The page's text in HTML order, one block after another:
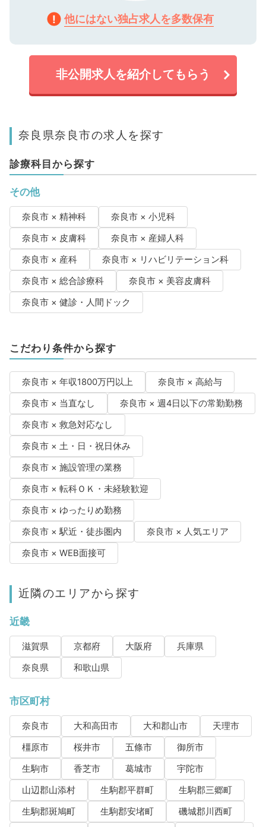
他にはない独占求人を多数保有
非公開求人を紹介してもらう
奈良県奈良市の求人を探す
診療科目から探す
その他
奈良市 × 精神科
奈良市 × 小児科
奈良市 × 皮膚科
奈良市 × 産婦人科
奈良市 × 産科
奈良市 × リハビリテーション科
奈良市 × 総合診療科
奈良市 × 美容皮膚科
奈良市 × 健診・人間ドック
こだわり条件から探す
奈良市 × 年収1800万円以上
奈良市 × 高給与
奈良市 × 当直なし
奈良市 × 週4日以下の常勤勤務
奈良市 × 救急対応なし
奈良市 × 土・日・祝日休み
奈良市 × 施設管理の業務
奈良市 × 転科ＯＫ・未経験歓迎
奈良市 × ゆったりめ勤務
奈良市 × 駅近・徒歩圏内
奈良市 × 人気エリア
奈良市 × WEB面接可
近隣のエリアから探す
近畿
滋賀県 京都府 大阪府
兵庫県
奈良県
和歌山県
市区町村
奈良市 大和高田市 大和郡山市
天理市
橿原市
桜井市 五條市
御所市
生駒市
香芝市 葛城市
宇陀市
山辺郡山添村
生駒郡平群町
生駒郡三郷町
生駒郡斑鳩町
生駒郡安堵町
磯城郡川西町